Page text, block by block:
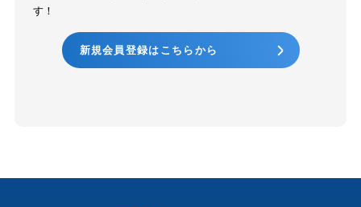
す！
新規会員登録はこちらから